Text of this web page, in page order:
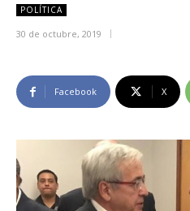
POLÍTICA
30 de octubre, 2019
Facebook X